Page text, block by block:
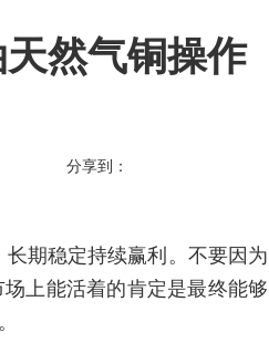
然气铜操作
分享到：
期稳定持续赢利。不要因为
上能活着的肯定是最终能够